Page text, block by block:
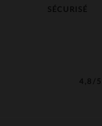
SÉCURISÉ
4,8/5